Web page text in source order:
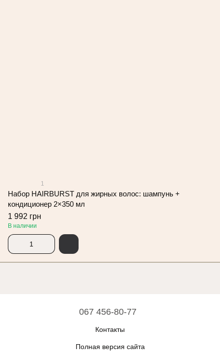
1
Набор HAIRBURST для жирных волос: шампунь +
кондиционер 2×350 мл
1 992 грн
В наличии
067 456-80-77
Контакты
Полная версия сайта